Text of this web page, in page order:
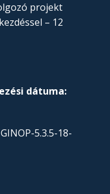
projekt
– 12
dátuma:
GINOP-5.3.5-18-